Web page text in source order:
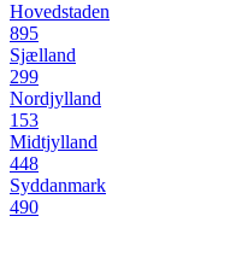
Hovedstaden
895
Sjælland
299
Nordjylland
153
Midtjylland
448
Syddanmark
490